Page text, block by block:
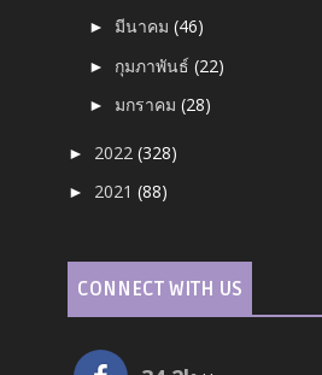
► มีนาคม(46)
► กุมภาพันธ์(22)
► มกราคม(28)
► 2022(328)
► 2021(88)
CONNECT WITH US